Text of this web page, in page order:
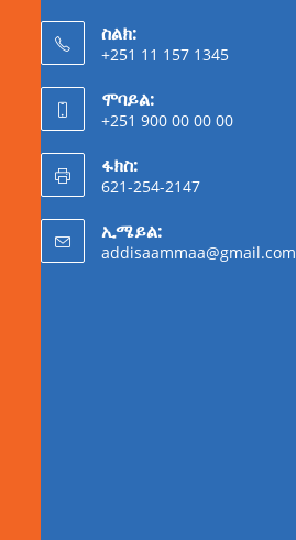
ስልክ:
+251 11 157 1345
ሞባይል:
+251 900 00 00 00
ፋክስ:
621-254-2147
ኢሜይል:
addisaammaa@gmail.com